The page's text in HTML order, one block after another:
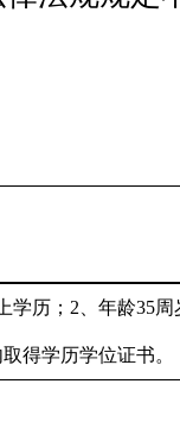
学历； 2、年龄35
得学历学位证书。